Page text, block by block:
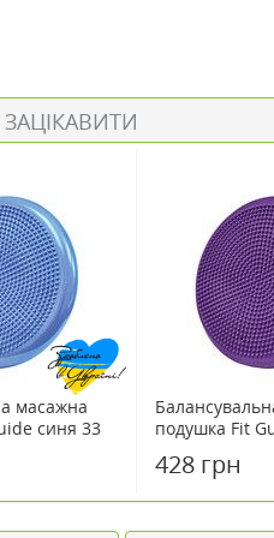
масажна
синя 33
подушка Fit
428 грн